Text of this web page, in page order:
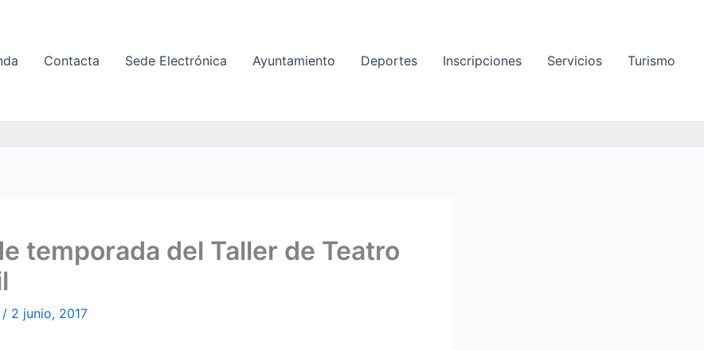
Contacta Sede Electrónica Ayuntamiento Deportes Inscripciones Servicios Turismo
temporada del Taller de Teatro
/ 2 junio, 2017